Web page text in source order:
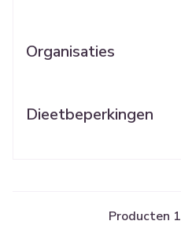
Organisaties
Dieetbeperkingen
Producten 1